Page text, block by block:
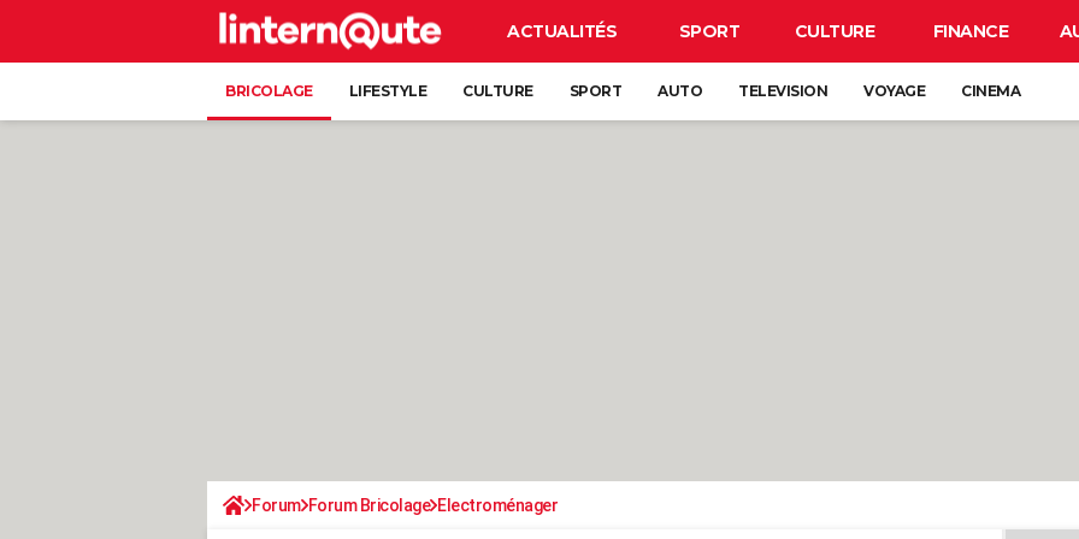
ACTUALITÉS SPORT CULTURE FINANCE
BRICOLAGE LIFESTYLE CULTURE SPORT AUTO TELEVISION VOYAGE CINEMA
Forum Forum Bricolage Electroménager